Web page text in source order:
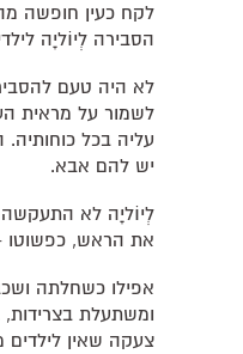
לקח כעין חופשה
הסבירה לְיוֹליָה
לא היה טעם
לשמור על מראית
עליה בכל כוחותיה.
יש להם אבא.
לְיוֹליָה לא
את הראש, כפשוטו
אפילו כשחלתה
ומשתעלת
צעקה שאין